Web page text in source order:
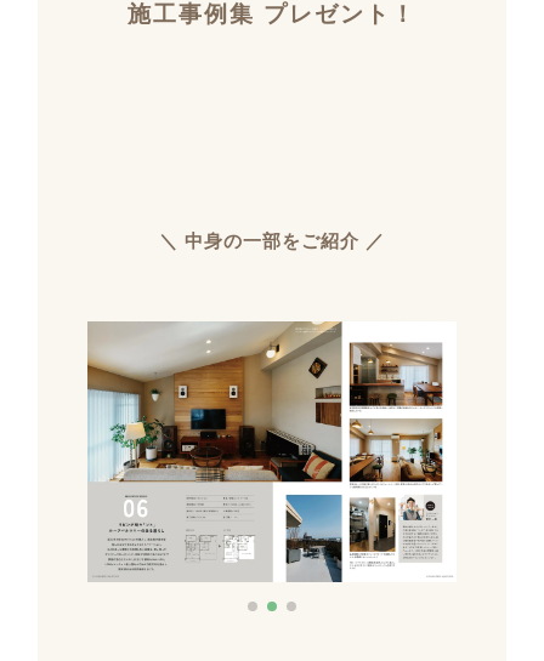
施工事例集 プレゼント！
＼ 中身の一部をご紹介 ／